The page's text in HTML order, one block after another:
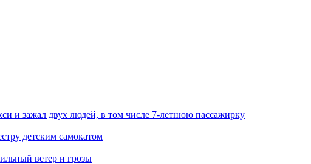
и зажал двух людей, в том числе 7-летнюю пассажирку
детским самокатом
ветер и грозы